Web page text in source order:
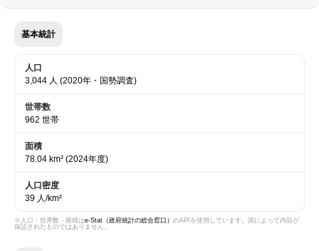
基本統計
人口
3,044 人 (2020年・国勢調査)
世帯数
962 世帯
面積
78.04 km² (2024年度)
人口密度
39 人/km²
※人口・世帯数・面積はe-Stat（政府統計の総合窓口） のAPIを使用しています。国によって内容が
保証されたものではありません。